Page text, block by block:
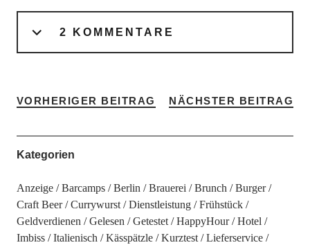
2 KOMMENTARE
VORHERIGER BEITRAG NÄCHSTER BEITRAG
Kategorien
Anzeige Barcamps Berlin Brauerei Brunch
Burger
Craft Beer
Currywurst Dienstleistung
Frühstück
Geldverdienen
Gelesen Getestet HappyHour
Hotel
Imbiss
Italienisch Kässpätzle Kurztest
Lieferservice